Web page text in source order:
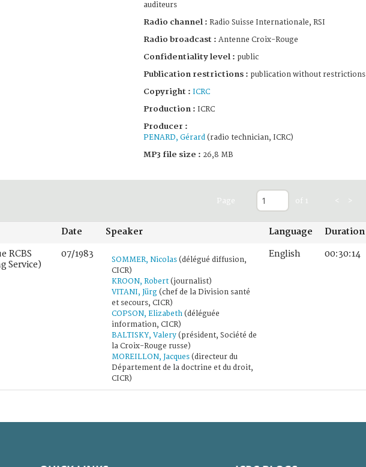
auditeurs
Radio channel : Radio Suisse Internationale, RSI
Radio broadcast : Antenne Croix-Rouge
Confidentiality level : public
Publication restrictions : publication without restrictions
Copyright : ICRC
Production : ICRC
Producer :
PENARD, Gérard (radio technician, ICRC)
MP3 file size : 26,8 MB
Page of 1 < >
Date Speaker Language Duration
RCBS
Service)
07/1983
SOMMER, Nicolas (délégué diffusion,
CICR)
KROON, Robert (journalist)
VITANI, Jürg (chef de la Division santé
et secours, CICR)
COPSON, Elizabeth (déléguée
information, CICR)
BALTISKY, Valery (président, Société de
la Croix-Rouge russe)
MOREILLON, Jacques (directeur du
Département de la doctrine et du droit,
CICR)
English 00:30:14